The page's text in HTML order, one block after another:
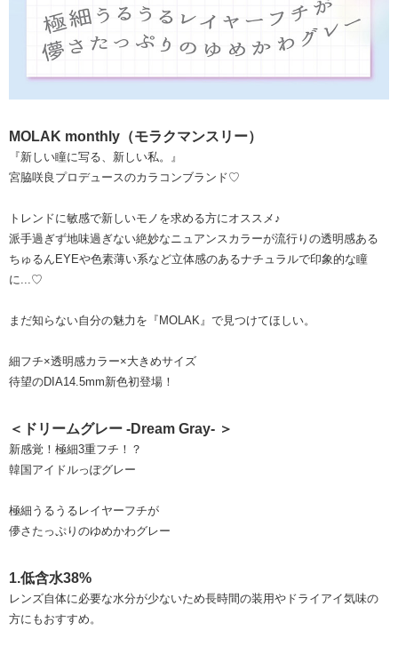
MOLAK monthly（モラクマンスリー）
『新しい瞳に写る、新しい私。』
宮脇咲良プロデュースのカラコンブランド♡
トレンドに敏感で新しいモノを求める方にオススメ♪
派手過ぎず地味過ぎない絶妙なニュアンスカラーが流行りの透明感ある
ちゅるんEYEや色素薄い系など立体感のあるナチュラルで印象的な瞳
に...♡
まだ知らない自分の魅力を『MOLAK』で見つけてほしい。
細フチ×透明感カラー×大きめサイズ
待望のDIA14.5mm新色初登場！
＜ドリームグレー -Dream Gray- ＞
新感覚！極細3重フチ！？
韓国アイドルっぽグレー
極細うるうるレイヤーフチが
儚さたっぷりのゆめかわグレー
1.低含水38%
レンズ自体に必要な水分が少ないため長時間の装用やドライアイ気味の
方にもおすすめ。